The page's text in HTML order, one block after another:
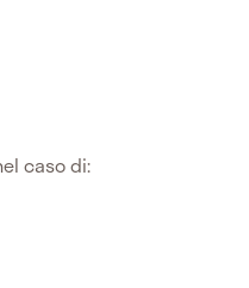
caso di: